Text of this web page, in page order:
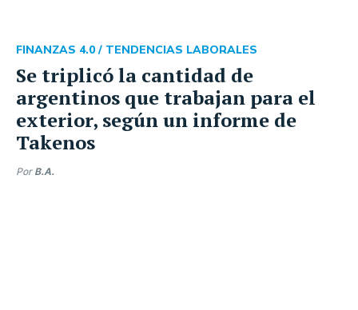
Se triplicó la cantidad de
argentinos que trabajan para el
exterior, según un informe de
Takenos
FINANZAS 4.0 / TENDENCIAS LABORALES
Por B.A.